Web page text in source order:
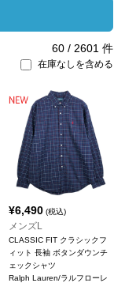
60 / 2601 件
在庫なしを含める
¥6,490 (税込)
メンズL
CLASSIC FIT クラシックフ
ィット 長袖 ボタンダウンチ
ェックシャツ
Ralph Lauren/ラルフローレ